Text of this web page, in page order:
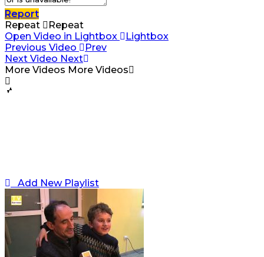
Report
Repeat
Repeat
Open Video in Lightbox
Lightbox
Previous Video
Prev
Next Video Next
More Videos More Videos
Add New Playlist